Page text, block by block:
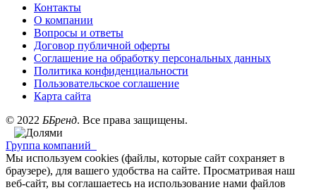
Контакты
О компании
Вопросы и ответы
Договор публичной оферты
Соглашение на обработку персональных данных
Политика конфиденциальности
Пользовательское соглашение
Карта сайта
© 2022 ББренд. Все права защищены.
Группа компаний
Мы используем cookies (файлы, которые сайт сохраняет в
браузере), для вашего удобства на сайте. Просматривая наш
веб-сайт, вы соглашаетесь на использование нами файлов